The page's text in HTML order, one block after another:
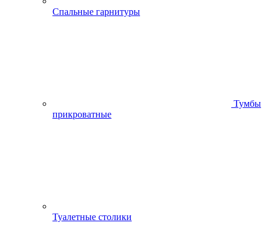
Спальные гарнитуры
Тумбы
прикроватные
Туалетные столики